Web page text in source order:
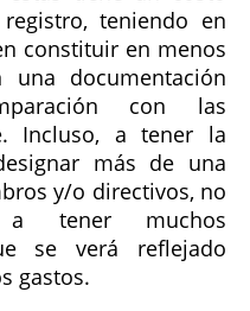
teniendo en
constituir en menos
documentación
con las
Incluso, a tener la
más de una
y/o directivos, no
a tener muchos
se verá reflejado
gastos.